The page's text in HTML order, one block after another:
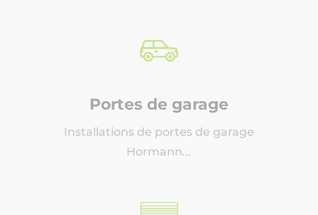
Portes de garage
Installations de portes de garage
Hormann...